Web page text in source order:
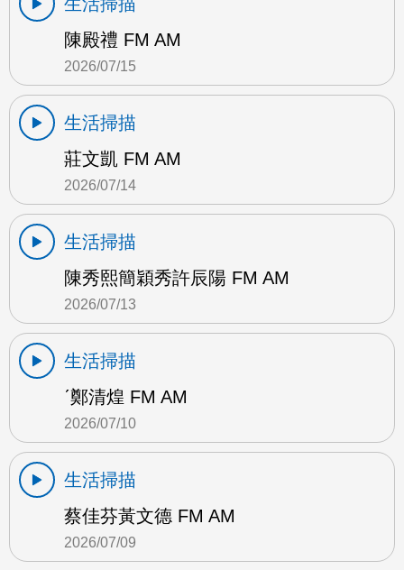
陳殿禮 FM AM
2026/07/15
生活掃描
莊文凱 FM AM
2026/07/14
生活掃描
陳秀熙簡穎秀許辰陽 FM AM
2026/07/13
生活掃描
ˊ鄭清煌 FM AM
2026/07/10
生活掃描
蔡佳芬黃文德 FM AM
2026/07/09